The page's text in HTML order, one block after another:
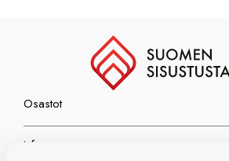
Osastot
Info